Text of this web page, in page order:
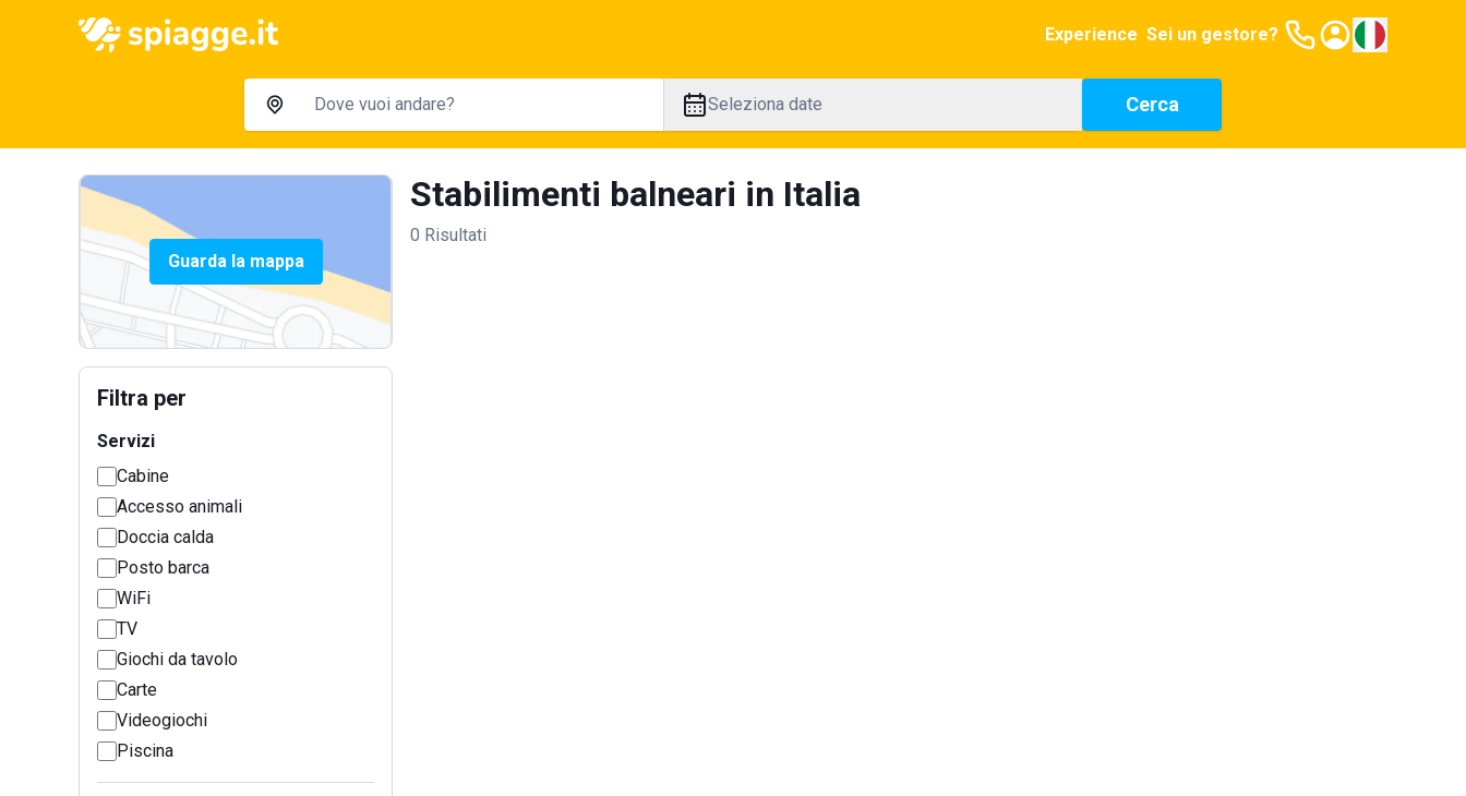
Experience Sei un gestore?
Seleziona date Cerca
Guarda la mappa
Filtra per
Servizi
Cabine
Accesso animali
Doccia calda
Posto barca
WiFi
TV
Giochi da tavolo
Carte
Videogiochi
Piscina
Stabilimenti balneari in Italia
0 Risultati